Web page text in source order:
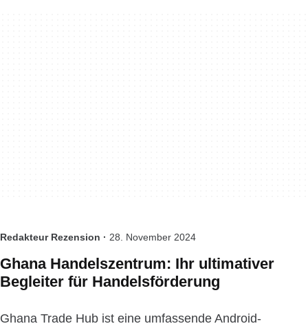
Redakteur Rezension · 28. November 2024
Ghana Handelszentrum: Ihr ultimativer
Begleiter für Handelsförderung
Ghana Trade Hub ist eine umfassende Android-